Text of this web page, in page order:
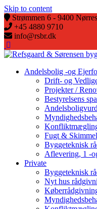
Skip to content
Strømmen 6 - 9400
+45 4880 9710
info@rsbr.dk
Andelsbolig -og
Drift- og
Projekter /
Bestyrelsens
Fugt &
Byggeteknisk
Aflevering, 1 -
Private
Byggeteknisk
Nyt hus